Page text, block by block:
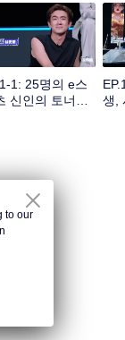
1: 25명의 e스
신인의 토너먼
생,
to our